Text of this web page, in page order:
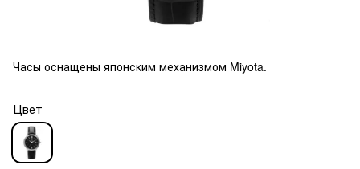
Часы оснащены японским механизмом Miyota.
Цвет